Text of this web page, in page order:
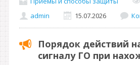
admin
15.07.2026
Порядок действий
сигналу ГО при